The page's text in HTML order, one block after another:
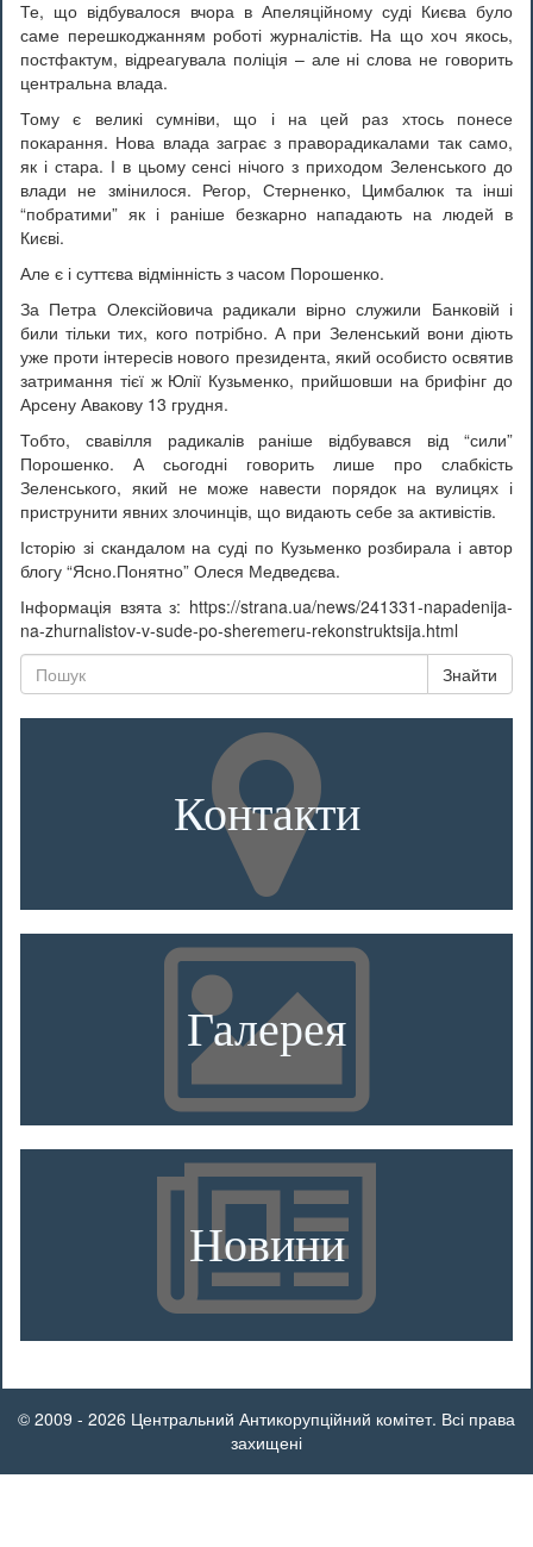
Те, що відбувалося вчора в Апеляційному суді Києва було
саме перешкоджанням роботі журналістів. На що хоч якось,
постфактум, відреагувала поліція – але ні слова не говорить
центральна влада.
Тому є великі сумніви, що і на цей раз хтось понесе
покарання. Нова влада заграє з праворадикалами так само,
як і стара. І в цьому сенсі нічого з приходом Зеленського до
влади не змінилося. Регор, Стерненко, Цимбалюк та інші
“побратими” як і раніше безкарно нападають на людей в
Києві.
Але є і суттєва відмінність з часом Порошенко.
За Петра Олексійовича радикали вірно служили Банковій і
били тільки тих, кого потрібно. А при Зеленський вони діють
уже проти інтересів нового президента, який особисто освятив
затримання тієї ж Юлії Кузьменко, прийшовши на брифінг до
Арсену Авакову 13 грудня.
Тобто, свавілля радикалів раніше відбувався від “сили”
Порошенко. А сьогодні говорить лише про слабкість
Зеленського, який не може навести порядок на вулицях і
приструнити явних злочинців, що видають себе за активістів.
Історію зі скандалом на суді по Кузьменко розбирала і автор
блогу “Ясно.Понятно” Олеся Медведєва.
Інформація взята з: https://strana.ua/news/241331-napadenija-
na-zhurnalistov-v-sude-po-sheremeru-rekonstruktsija.html
Знайти
Контакти
Галерея
Новини
© 2009 - 2026 Центральний Антикорупційний комітет. Всі права
захищені